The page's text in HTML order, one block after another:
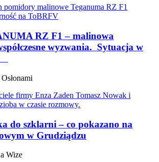
RZ F1 – malinowa
wyzwania. Sytuacja w
do szklarni – co pokazano na
w Grudziądzu
Wize